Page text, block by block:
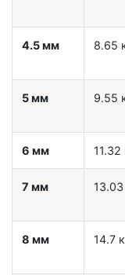
4.5 мм 8.65
5 мм 9.55
6 мм 11.32
7 мм 13.03
8 мм 14.7